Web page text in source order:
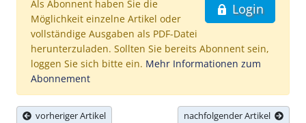
Login
Als Abonnent haben Sie die
Möglichkeit einzelne Artikel oder
vollständige Ausgaben als PDF-Datei
herunterzuladen. Sollten Sie bereits Abonnent sein,
loggen Sie sich bitte ein. Mehr Informationen zum
Abonnement
vorheriger Artikel nachfolgender Artikel